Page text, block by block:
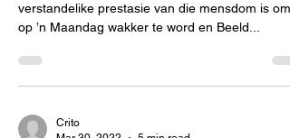
verstandelike prestasie van die mensdom is om
op ’n Maandag wakker te word en Beeld...
Crito